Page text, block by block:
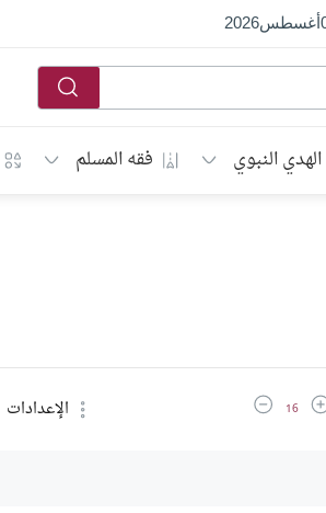
أغسطس2026
الهدي النبوي فقه المسلم
حجم الخط
16 تقليل حجم الخط الإعدادات